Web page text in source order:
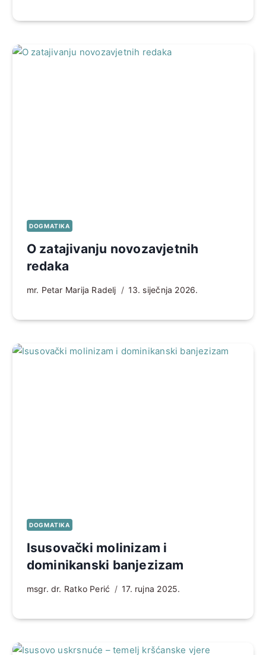
DOGMATIKA
O zatajivanju novozavjetnih
redaka
mr. Petar Marija Radelj 13. siječnja 2026.
DOGMATIKA
Isusovački molinizam i
dominikanski banjezizam
msgr. dr. Ratko Perić 17. rujna 2025.